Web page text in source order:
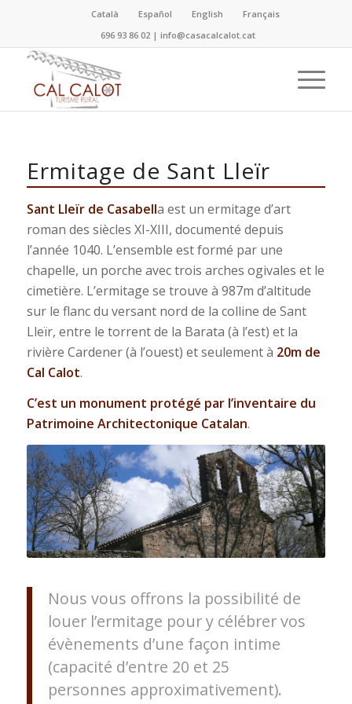
Català Español English
Français
696 93 86 02 |info@casacalcalot.cat
Ermitage de Sant Lleïr
Sant Lleïr de Casabella est un ermitage d’art
roman des siècles XI-XIII, documenté depuis
l’année 1040. L’ensemble est formé par une
chapelle, un porche avec trois arches ogivales et le
cimetière. L’ermitage se trouve à 987m d’altitude
sur le flanc du versant nord de la colline de Sant
Lleïr, entre le torrent de la Barata (à l’est) et la
rivière Cardener (à l’ouest) et seulement à 20m de
Cal Calot.
C’est un monument protégé par l’inventaire du
Patrimoine Architectonique Catalan.
Nous vous offrons la possibilité de
louer l’ermitage pour y célébrer vos
évènements d’une façon intime
(capacité d’entre 20 et 25
personnes approximativement).